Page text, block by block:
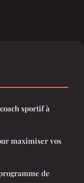
sportif à
maximiser vos
de